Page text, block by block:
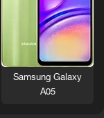
Samsung Galaxy
A05